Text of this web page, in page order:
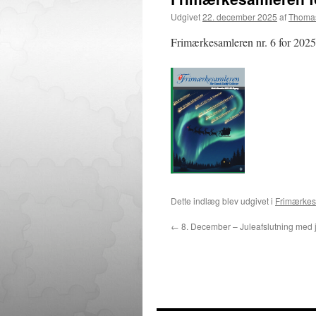
Udgivet22. december 2025 af
Frimærkesamleren nr. 6 for
Dette indlæg blev udgivet i
← 8. December – Juleafslutning med